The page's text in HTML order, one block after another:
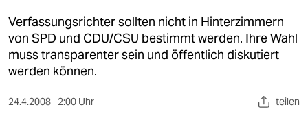
kultur
sport
Verfassungsrichter sollten nicht in Hinterzimmern
von SPD und CDU/CSU bestimmt werden. Ihre Wahl
muss transparenter sein und öffentlich diskutiert
werden können.
24.4.2008 2:00 Uhr teilen